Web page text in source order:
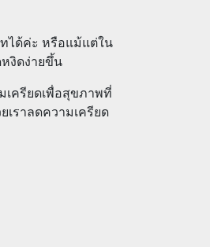
ได้ค่ะ หรือแม้แต่ใน
งิดง่ายขึ้น
เครียดเพื่อสุขภาพที่
ราลดความเครียด